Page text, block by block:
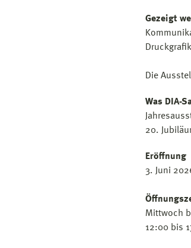
Gezeigt
Die
Was DIA-
20.
Eröffnung
3. Juni
Mittwoch
12:00 bis